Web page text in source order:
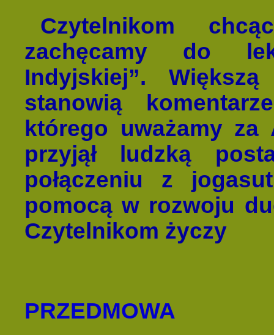
Czytelnikom
zachęcamy do
Indyjskiej”.
stanowią
którego uważamy
przyjął ludzką
połączeniu z
pomocą w rozwoju
Czytelnikom życzy
PRZEDMOWA